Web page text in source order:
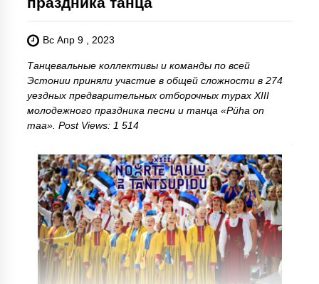
Вс Апр 9 , 2023
Танцевальные коллективы и команды по всей
Эстонии приняли участие в общей сложности в 274
уездных предварительных отборочных турах XIII
молодежного праздника песни и танца «Püha on
maa». Post Views: 1 514